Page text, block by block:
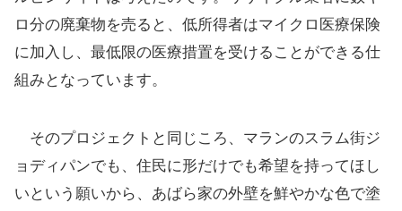
ロ分の廃棄物を売ると、低所得者はマイクロ医療保険
に加入し、最低限の医療措置を受けることができる仕
組みとなっています。
そのプロジェクトと同じころ、マランのスラム街ジ
ョディパンでも、住民に形だけでも希望を持ってほし
いという願いから、あばら家の外壁を鮮やかな色で塗